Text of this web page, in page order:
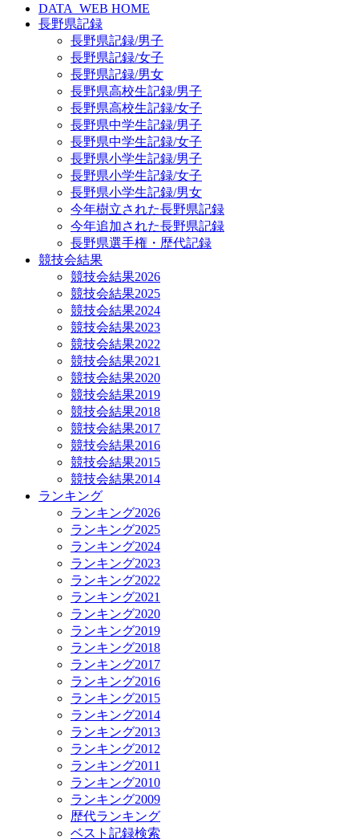
DATA_WEB HOME
長野県記録
長野県記録/男子
長野県記録/女子
長野県記録/男女
長野県高校生記録/男子
長野県高校生記録/女子
長野県中学生記録/男子
長野県中学生記録/女子
長野県小学生記録/男子
長野県小学生記録/女子
長野県小学生記録/男女
今年樹立された長野県記録
今年追加された長野県記録
長野県選手権・歴代記録
競技会結果
競技会結果2026
競技会結果2025
競技会結果2024
競技会結果2023
競技会結果2022
競技会結果2021
競技会結果2020
競技会結果2019
競技会結果2018
競技会結果2017
競技会結果2016
競技会結果2015
競技会結果2014
ランキング
ランキング2026
ランキング2025
ランキング2024
ランキング2023
ランキング2022
ランキング2021
ランキング2020
ランキング2019
ランキング2018
ランキング2017
ランキング2016
ランキング2015
ランキング2014
ランキング2013
ランキング2012
ランキング2011
ランキング2010
ランキング2009
歴代ランキング
ベスト記録検索